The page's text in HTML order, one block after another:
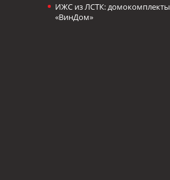
ИЖС из ЛСТК: домокомплекты
«ВинДом»